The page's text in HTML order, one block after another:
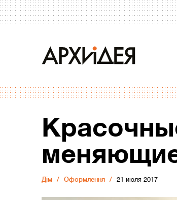
Дiм Оформлення 21 июля 2017